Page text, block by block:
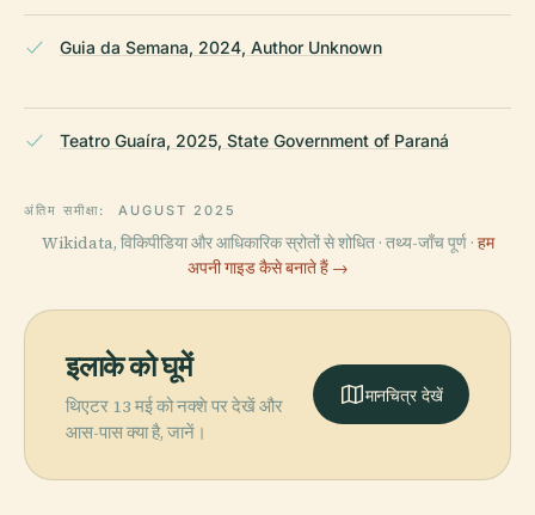
Guia da Semana, 2024, Author Unknown
Teatro Guaíra, 2025, State Government of Paraná
अंतिम समीक्षा: AUGUST 2025
Wikidata, विकिपीडिया और आधिकारिक स्रोतों से शोधित · तथ्य-जाँच पूर्ण · हम
अपनी गाइड कैसे बनाते हैं →
इलाके को घूमें
थिएटर 13 मई को नक्शे पर देखें और
आस-पास क्या है, जानें।
मानचित्र देखें